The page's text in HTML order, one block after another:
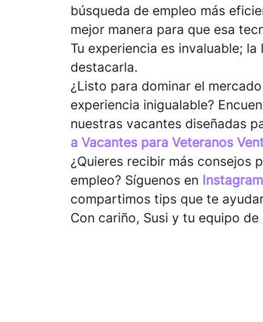
búsqueda de empleo más
mejor manera para que esa
Tu experiencia es invaluable;
destacarla.
¿Listo para dominar el
experiencia inigualable?
nuestras vacantes diseñadas
a Vacantes para Veteranos
¿Quieres recibir más consejos
empleo? Síguenos en Instagram
compartimos tips que te
Con cariño, Susi y tu equipo